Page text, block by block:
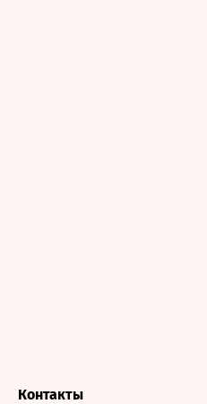
Контакты